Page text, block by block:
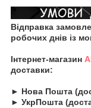
Відправка
робочих днів із
Інтернет-магазин
доставки:
► Нова Пошта
► УкрПошта